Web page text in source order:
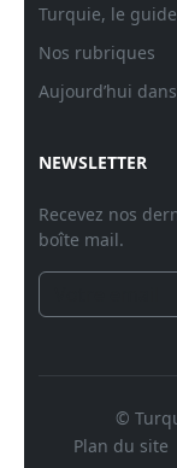
Turquie, le guide
Nos rubriques
Aujourd’hui
NEWSLETTER
Recevez nos
boîte mail.
©
Plan du site